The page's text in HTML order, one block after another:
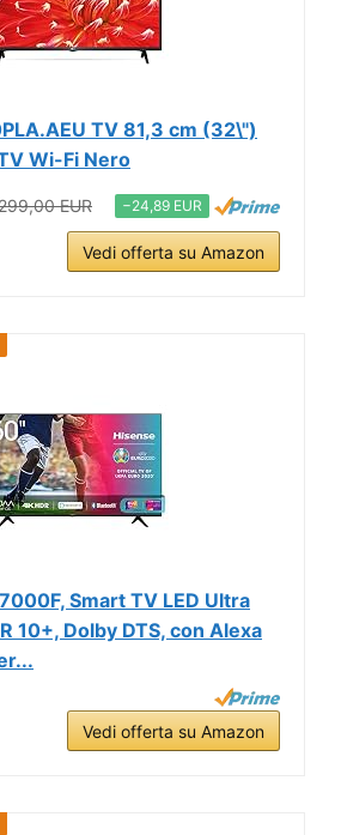
TV 81,3 cm (32\")
Wi-Fi Nero
EUR −24,89 EUR
Vedi offerta su Amazon
Smart TV LED Ultra
10+, Dolby DTS, con Alexa
Vedi offerta su Amazon